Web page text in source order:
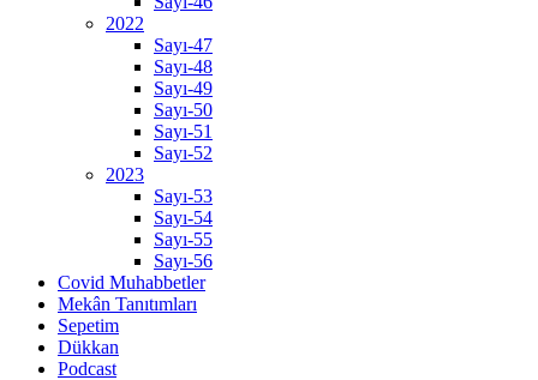
2022
Sayı-47
Sayı-48
Sayı-49
Sayı-50
Sayı-51
Sayı-52
2023
Sayı-53
Sayı-54
Sayı-55
Sayı-56
Covid Muhabbetler
Mekân Tanıtımları
Sepetim
Dükkan
Podcast